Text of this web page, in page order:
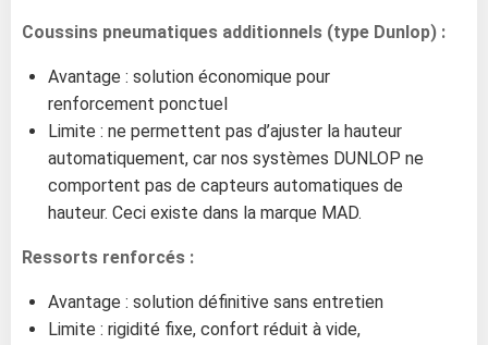
Coussins pneumatiques additionnels (type Dunlop) :
Avantage : solution économique pour
renforcement ponctuel
Limite : ne permettent pas d’ajuster la hauteur
automatiquement, car nos systèmes DUNLOP ne
comportent pas de capteurs automatiques de
hauteur. Ceci existe dans la marque MAD.
Ressorts renforcés :
Avantage : solution définitive sans entretien
Limite : rigidité fixe, confort réduit à vide,